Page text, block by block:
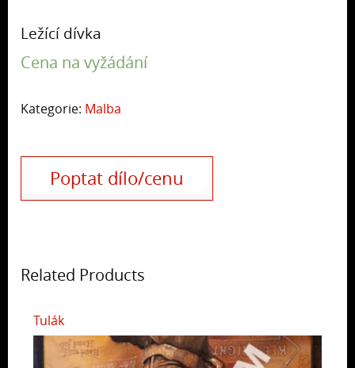
Ležící dívka
Cena na vyžádání
Kategorie: Malba
Poptat dílo/cenu
Related Products
Tulák